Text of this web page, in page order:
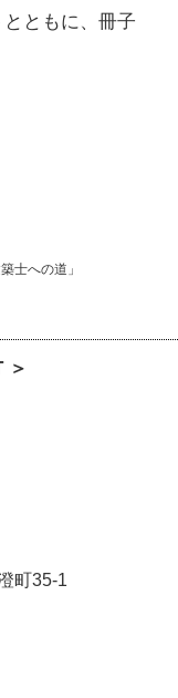
ともに、冊子
士への道」
＞
町35-1